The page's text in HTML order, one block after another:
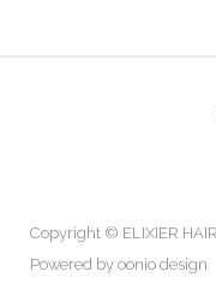
Copyright © ELIXIER
Powered by oonio design